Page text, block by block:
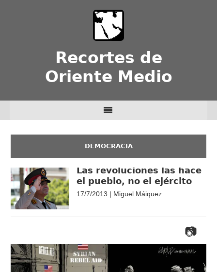
Recortes de
Oriente Medio
DEMOCRACIA
Las revoluciones las hace
el pueblo, no el ejército
17/7/2013 | Miguel Máiquez